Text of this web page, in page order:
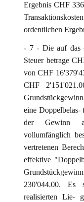
Ergebnis CHF
ordentlichen
- 7 - Die auf das
Steuer betrage
von CHF
CHF
eine Doppelbelas-
der Gewinn
vollumfänglich
vertretenen
effektive
230'044.00. Es
realisierten Lie-